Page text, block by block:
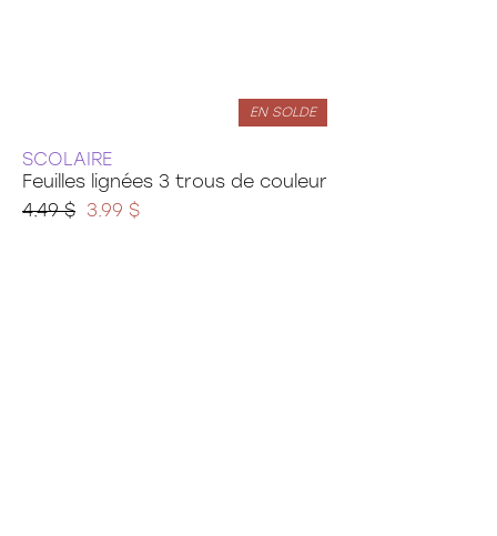
EN SOLDE
SCOLAIRE
Feuilles lignées 3 trous de couleur
4.49 $ 3.99 $